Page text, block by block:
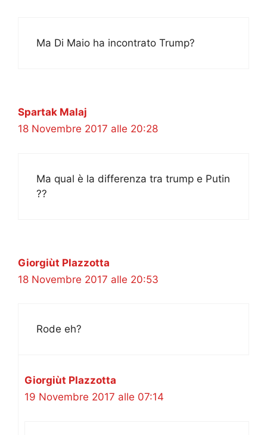
Ma Di Maio ha incontrato Trump?
Spartak Malaj
18 Novembre 2017 alle 20:28
Ma qual è la differenza tra trump e Putin
??
Giorgiùt Plazzotta
18 Novembre 2017 alle 20:53
Rode eh?
Giorgiùt Plazzotta
19 Novembre 2017 alle 07:14